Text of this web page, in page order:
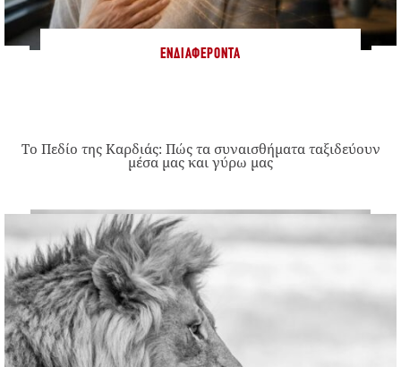
ΕΝΔΙΑΦΈΡΟΝΤΑ
Το Πεδίο της Καρδιάς: Πώς τα συναισθήματα ταξιδεύουν
μέσα μας και γύρω μας